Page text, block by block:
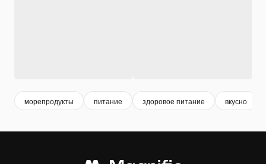
морепродукты питание здоровое питание вкусно